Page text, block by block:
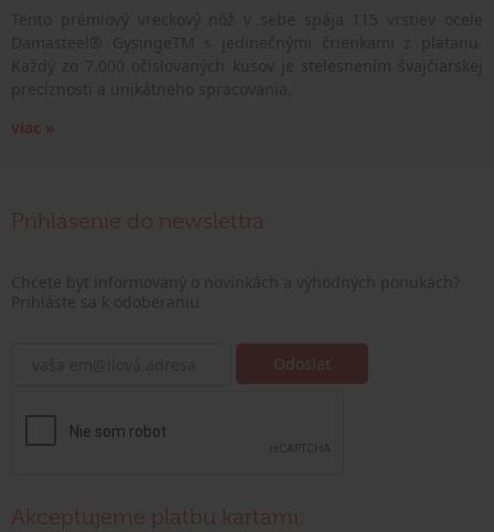
viac »
Prihlásenie do newslettra
Akceptujeme platbu kartami: